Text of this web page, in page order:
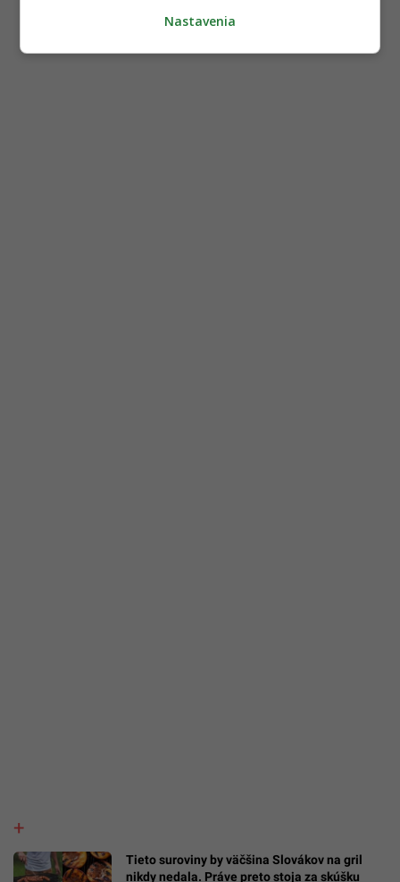
Tieto suroviny by väčšina Slovákov na gril
nikdy nedala. Práve preto stoja za skúšku
Nastavenia